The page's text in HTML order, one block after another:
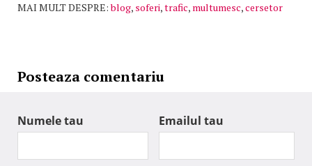
MAI MULT DESPRE: blog, soferi,trafic, multumesc,cersetor
Posteaza comentariu
Numele tau Emailul tau